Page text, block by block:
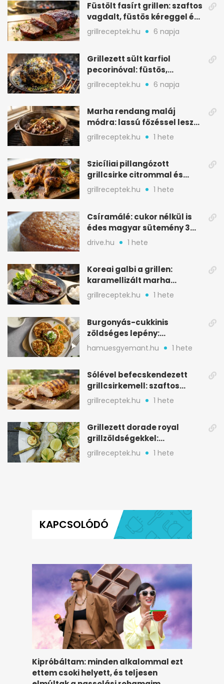
Füstölt fasírt grillen: szaftos
vagdalt, füstös kéreggel és
BBQ mázzal
grillreceptek.hu 6 napja
Grillezett sült karfiol
pecorinóval: füstös,
karamellizált nyári kedvenc
grillreceptek.hu 6 napja
Marha rendang maláj
módra: lassú főzéssel lesz
igazán szaftos
grillreceptek.hu 1 hete
Szicíliai pillangózott
grillcsirke citrommal és
oregánóval
grillreceptek.hu 1 hete
Csíramálé: cukor nélkül is
édes magyar sütemény 3
alapanyagból
drive.hu 1 hete
Koreai galbi a grillen:
karamellizált marha
rövidborda gyorsan
grillreceptek.hu 1 hete
Burgonyás-cukkinis
zöldséges lepény:
aranybarna, szaftos, hús
nélkül is
hamuesgyemant.hu 1 hete
Sólével befecskendezett
grillcsirkemell: szaftos
marad, nem szárad ki
grillreceptek.hu 1 hete
Grillezett dorade royal
grillzöldségekkel:
mediterrán ízek a rostélyról
grillreceptek.hu 1 hete
KAPCSOLÓDÓ
Kipróbáltam: minden alkalommal ezt
ettem csoki helyett, és teljesen